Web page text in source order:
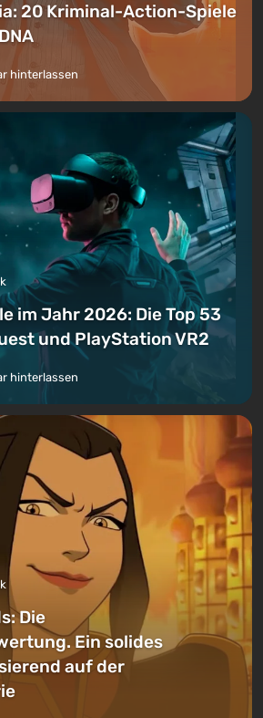
20 Kriminal-Action-Spiele
hinterlassen
im Jahr 2026: Die Top 53
und PlayStation VR2
hinterlassen
Die
Ein solides
auf der